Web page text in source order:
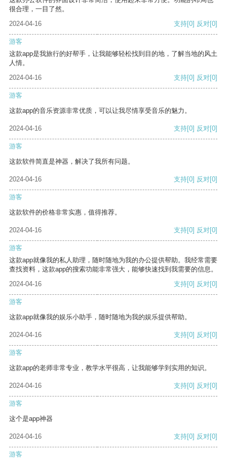
很合理，一目了然。
2024-04-16
支持[0] 反对[0]
游客
这款app是我旅行的好帮手，让我能够轻松找到目的地，了解当地的风土
人情。
2024-04-16
支持[0] 反对[0]
游客
这款app的音乐资源非常优质，可以让我尽情享受音乐的魅力。
2024-04-16 支持[0] 反对[0]
游客
这款软件简直是神器，解决了我所有问题。
2024-04-16 支持[0] 反对[0]
游客
这款软件的价格非常实惠，值得推荐。
2024-04-16 支持[0] 反对[0]
游客
这款app就像我的私人助理，随时随地为我的办公提供帮助。我经常需要
查找资料，这款app的搜索功能非常强大，能够快速找到我需要的信息。
2024-04-16
支持[0] 反对[0]
游客
这款app就像我的娱乐小助手，随时随地为我的娱乐提供帮助。
2024-04-16 支持[0] 反对[0]
游客
这款app的老师非常专业，教学水平很高，让我能够学到实用的知识。
2024-04-16 支持[0] 反对[0]
游客
这个是app神器
2024-04-16 支持[0] 反对[0]
游客